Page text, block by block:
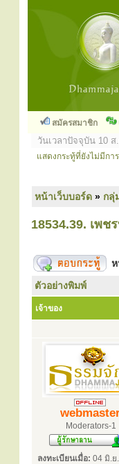
สมัครสมาชิก
วันเวลาปัจจุบัน 10 ส
แสดงกระทู้ที่ยังไม่มีกา
หน้าเว็บบอร์ด » กลุ่
18534.39. เพช
ตัวอย่างพิมพ์
เจ้าของ
Moderators-1
ลงทะเบียนเมื่อ: 04 มิ.ย